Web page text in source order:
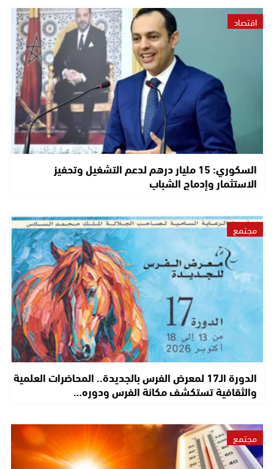
اقتصاد
السكوري: 15 مليار درهم لدعم التشغيل وتحفيز
الاستثمار وإدماج الشباب
مجتمع
الدورة الـ17 لمعرض الفرس بالجديدة.. المحاضرات العلمية
والثقافية تستكشف مكانة الفرس ودوره…
مجتمع